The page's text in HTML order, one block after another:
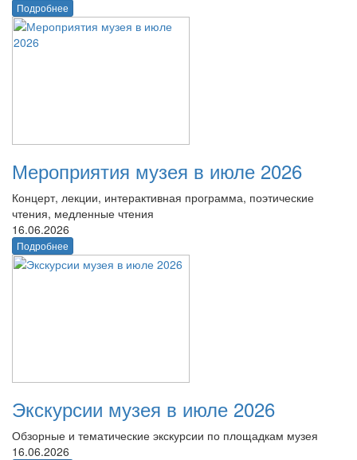
Подробнее
Мероприятия музея в июле 2026
Концерт, лекции, интерактивная программа, поэтические
чтения, медленные чтения
16.06.2026
Подробнее
Экскурсии музея в июле 2026
Обзорные и тематические экскурсии по площадкам музея
16.06.2026